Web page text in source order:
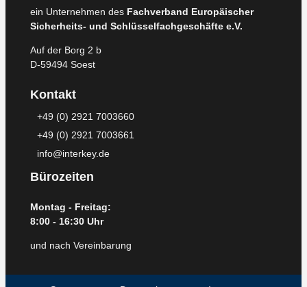
ein Unternehmen des Fachverband Europäischer
Sicherheits- und Schlüsselfachgeschäfte e.V.
Auf der Borg 2 b
D-59494 Soest
Kontakt
+49 (0) 2921 7003660
+49 (0) 2921 7003661
info@interkey.de
Bürozeiten
Montag - Freitag:
8:00 - 16:30 Uhr
und nach Vereinbarung